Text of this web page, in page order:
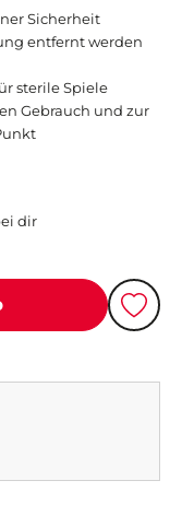
Sicherheit
entfernt werden
sterile Spiele
Gebrauch und zur
dir